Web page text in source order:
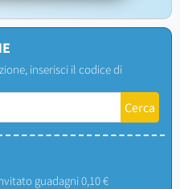
inserisci il codice di
guadagni 0,10 €